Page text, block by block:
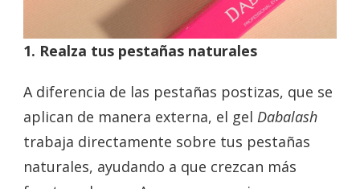
1. Realza tus pestañas naturales
A diferencia de las pestañas postizas, que se
aplican de manera externa, el gel Dabalash
trabaja directamente sobre tus pestañas
naturales, ayudando a que crezcan más